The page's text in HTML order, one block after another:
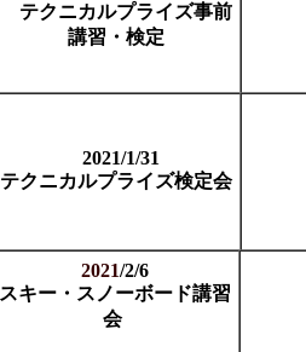
テクニカルプライズ事前
講習・検定
2021/1/31
テクニカルプライズ検定会
2021/2/6
スキー・スノーボード講習
会